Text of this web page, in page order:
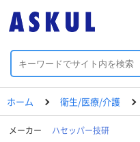
ホーム 衛生/医療/介護
メーカー ハセッパー技研